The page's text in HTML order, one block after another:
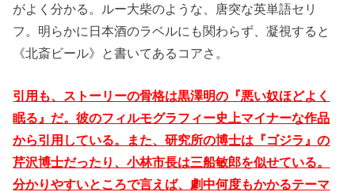
がよく分かる。ルー大柴のような、唐突な英単語セリ
フ。明らかに日本酒のラベルにも関わらず、凝視すると
《北斎ビール》と書いてあるコアさ。
引用も、ストーリーの骨格は黒澤明の『悪い奴ほどよく
眠る』だ。彼のフィルモグラフィー史上マイナーな作品
から引用している。また、研究所の博士は『ゴジラ』の
芹沢博士だったり、小林市長は三船敏郎を似せている。
分かりやすいところで言えば、劇中何度もかかるテーマ